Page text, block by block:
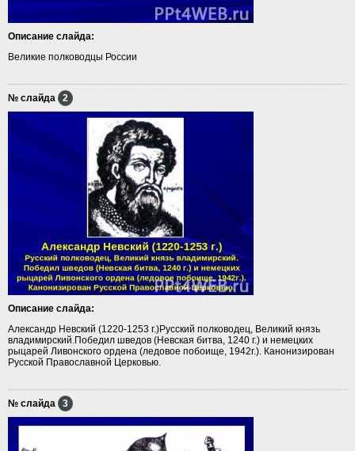
Описание слайда:
Великие полководцы России
№ слайда 2
Описание слайда:
Александр Невский (1220-1253 г.)Русский полководец, Великий князь
владимирский.Победил шведов (Невская битва, 1240 г.) и немецких
рыцарей Ливонского ордена (ледовое побоище, 1942г.). Канонизирован
Русской Православной Церковью.
№ слайда 3